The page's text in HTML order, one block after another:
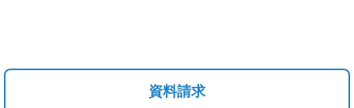
資料請求